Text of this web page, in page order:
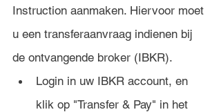
Instruction aanmaken. Hiervoor moet
u een transferaanvraag indienen bij
de ontvangende broker (IBKR).
Login in uw IBKR account, en
klik op "Transfer & Pay" in het